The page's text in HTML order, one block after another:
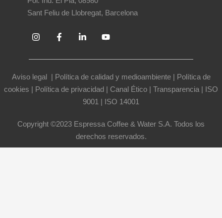
Sant Feliu de Llobregat, Barcelona
Aviso legal | Política de calidad y medioambiente| Política de
cookies | Política de privacidad | Canal Ético | Transparencia | ISO
9001 | ISO 14001
Copyright ©2023 Espressa Coffee & Water S.A. Todos los
derechos reservados.